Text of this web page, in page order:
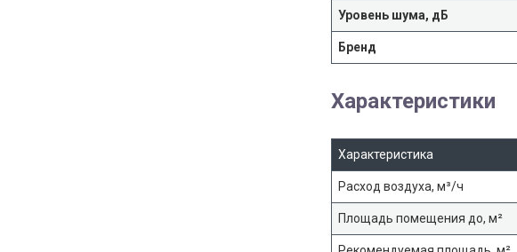
Уровень шума, дБ
Бренд
Характеристики
Характеристика
Расход воздуха, м³/ч
Площадь помещения до, м²